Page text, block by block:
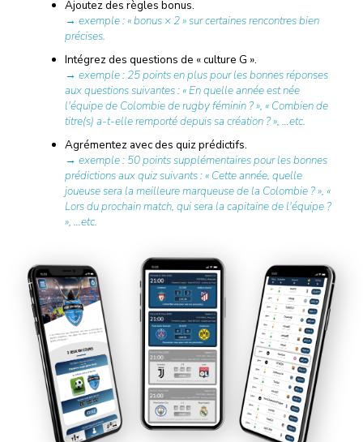
Ajoutez des règles bonus.
→ exemple : « bonus × 2 » sur certaines rencontres bien
précises.
Intégrez des questions de « culture G ».
→ exemple : 25 points en plus pour les bonnes réponses
aux questions suivantes : « En quelle année est née
l'équipe de Colombie de rugby féminin ? », « Combien de
titre(s) a-t-elle remporté depuis sa création ? », …etc.
Agrémentez avec des quiz prédictifs.
→ exemple : 50 points supplémentaires pour les bonnes
prédictions aux quiz suivants : « Cette année, quelle
joueuse sera la meilleure marqueuse de la Colombie ? », «
Lors du prochain match, qui sera la capitaine de l'équipe ?
», …etc.